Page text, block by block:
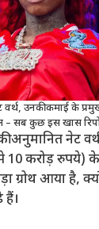
उनकी कमाई के
– सब कुछ इस खास
अनुमानित नेट
10 करोड़ रुपये)
ग्रोथ आया है,
हैं।